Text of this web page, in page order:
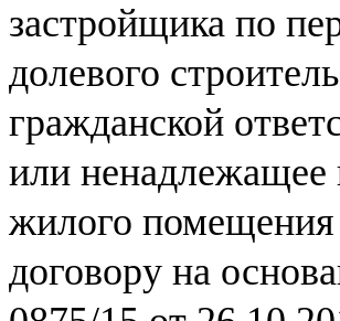
застройщика по
долевого
гражданской
или ненадлежащее
жилого помещения
договору на